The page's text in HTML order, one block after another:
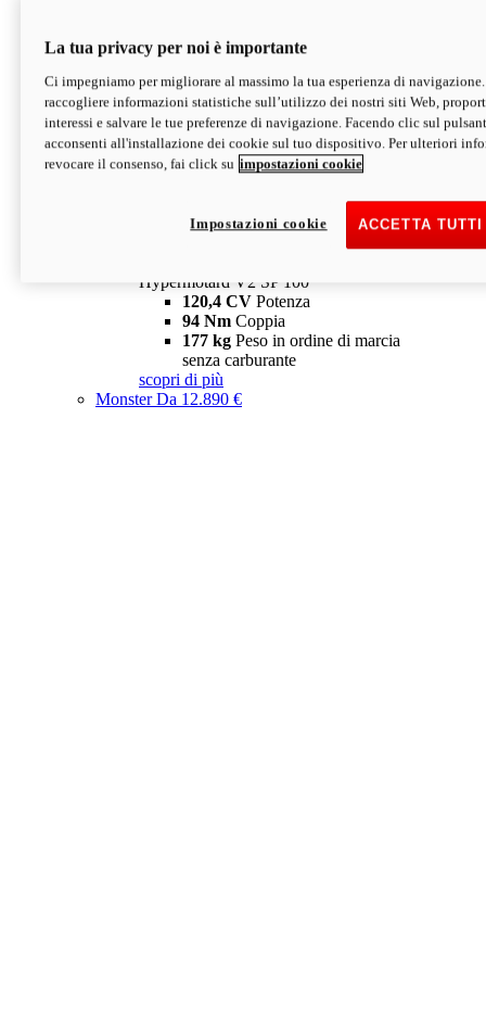
V2 SP
Hypermotard V2 SP
120,4 CVPotenza
94 NmCoppia
177 kgPeso in ordine di marcia
senza carburante
Depotenziata 35 kW: 18.890 € i
configura scopri di più
Hypermotard V2 SP 100
120,4 CV Potenza
94 Nm Coppia
177 kg Peso in ordine di marcia
senza carburante
scopri di più
MonsterDa 12.890 €
La tua privacy per noi è importante
Ci impegniamo per migliorare al massimo la tua esperienza di
raccogliere informazioni statistiche sull’utilizzo dei nostri siti Web,
interessi e salvare le tue preferenze di navigazione. Facendo clic sul
acconsenti all'installazione dei cookie sul tuo dispositivo. Per ulteriori
revocare il consenso, fai click su impostazioni cookie
ACCETTA
Impostazioni cookie